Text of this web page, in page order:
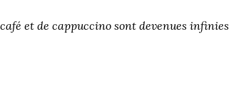
et de cappuccinosont devenues infinies